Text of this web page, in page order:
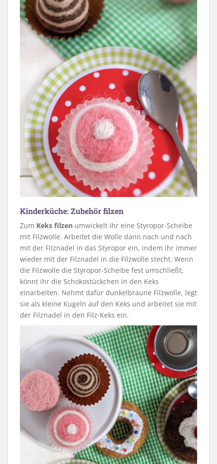
Kinderküche: Zubehör filzen
Zum Keks filzen umwickelt ihr eine Styropor-Scheibe
mit Filzwolle. Arbeitet die Wolle dann nach und nach
mit der Filznadel in das Styropor ein, indem ihr immer
wieder mit der Filznadel in die Filzwolle stecht. Wenn
die Filzwolle die Styropor-Scheibe fest umschließt,
könnt ihr die Schokostückchen in den Keks
einarbeiten. Nehmt dafür dunkelbraune Filzwolle, legt
sie als kleine Kugeln auf den Keks und arbeitet sie mit
der Filznadel in den Filz-Keks ein.